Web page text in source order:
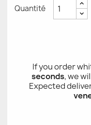
Quantité
If you order whitin1
we will
Expected